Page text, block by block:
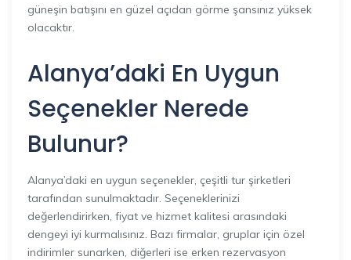
güneşin batışını en güzel açıdan görme şansınız yüksek
olacaktır.
Alanya’daki En Uygun
Seçenekler Nerede
Bulunur?
Alanya’daki en uygun seçenekler, çeşitli tur şirketleri
tarafından sunulmaktadır. Seçeneklerinizi
değerlendirirken, fiyat ve hizmet kalitesi arasındaki
dengeyi iyi kurmalısınız. Bazı firmalar, gruplar için özel
indirimler sunarken, diğerleri ise erken rezervasyon